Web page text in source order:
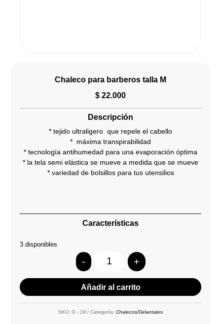
Chaleco para barberos talla M
$ 22.000
Descripción
* tejido ultraligero que repele el cabello
* máxima transpirabilidad
* tecnología antihumedad para una evaporación óptima
* la tela semi elástica se mueve a medida que se mueve
* variedad de bolsillos para tus utensilios
Características
3 disponibles
Quantity
- +
Añadir al carrito
SKU: G - 19 Categoría: Chalecos/Delantales